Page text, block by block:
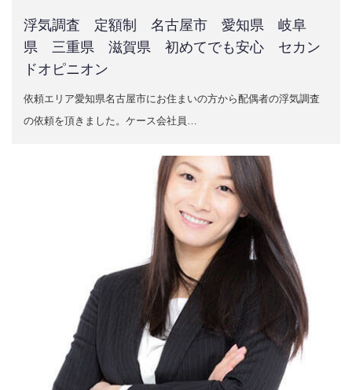
浮気調査 定額制 名古屋市 愛知県 岐阜
県 三重県 滋賀県 初めてでも安心 セカン
ドオピニオン
依頼エリア愛知県名古屋市にお住まいの方から配偶者の浮気調査
の依頼を頂きました。ケース会社員…